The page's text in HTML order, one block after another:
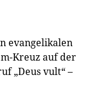
evangelikalen
Kreuz auf der
„Deus vult“ –